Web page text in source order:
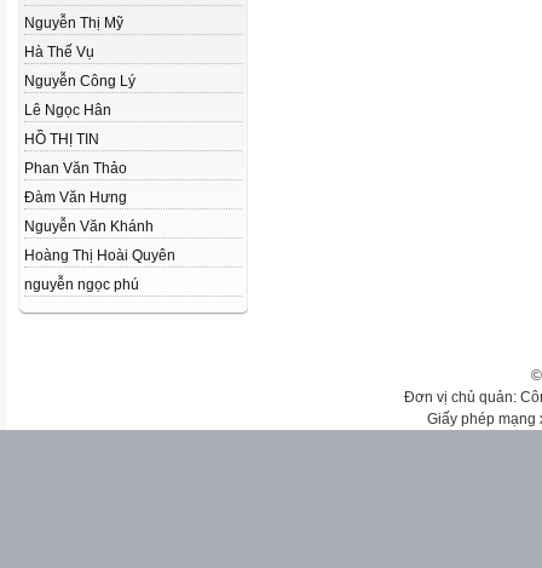
Nguyễn Thị Mỹ
Hà Thế Vụ
Nguyễn Công Lý
Lê Ngọc Hân
HỒ THỊ TIN
Phan Văn Thảo
Đàm Văn Hưng
Nguyễn Văn Khánh
Hoàng Thị Hoài Quyên
nguyễn ngọc phú
Đơn vị chủ quản:
Giấy phép mạng